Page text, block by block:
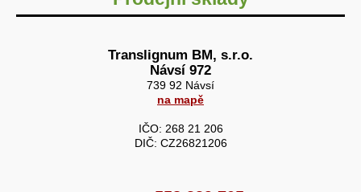
Translignum BM, s.r.o.
Návsí 972
739 92 Návsí
na mapě
IČO: 268 21 206
DIČ: CZ26821206